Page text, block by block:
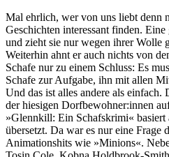
Mal ehrlich, wer von uns liebt denn
Geschichten interessant finden.
und zieht sie nur wegen ihrer Wolle
Weiterhin ahnt er auch nichts von
Schafe nur zu einem Schluss: Es
Schafe zur Aufgabe, ihn mit allen
Und das ist alles andere als
der hiesigen Dorfbewohner:innen
»Glennkill: Ein Schafskrimi«
übersetzt. Da war es nur eine
Animationshits wie »Minions«.